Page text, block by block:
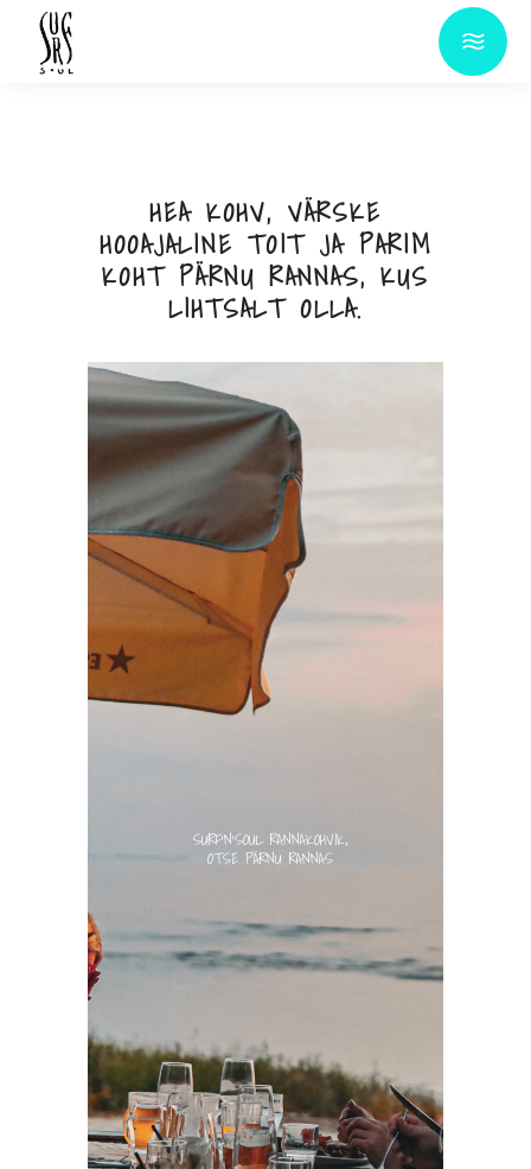
HEA KOHV, VÄRSKE
HOOAJALINE TOIT JA PARIM
KOHT PÄRNU RANNAS, KUS
LIHTSALT OLLA.
SURF’N’SOUL RANNAKOHVIK,
OTSE PÄRNU RANNAS